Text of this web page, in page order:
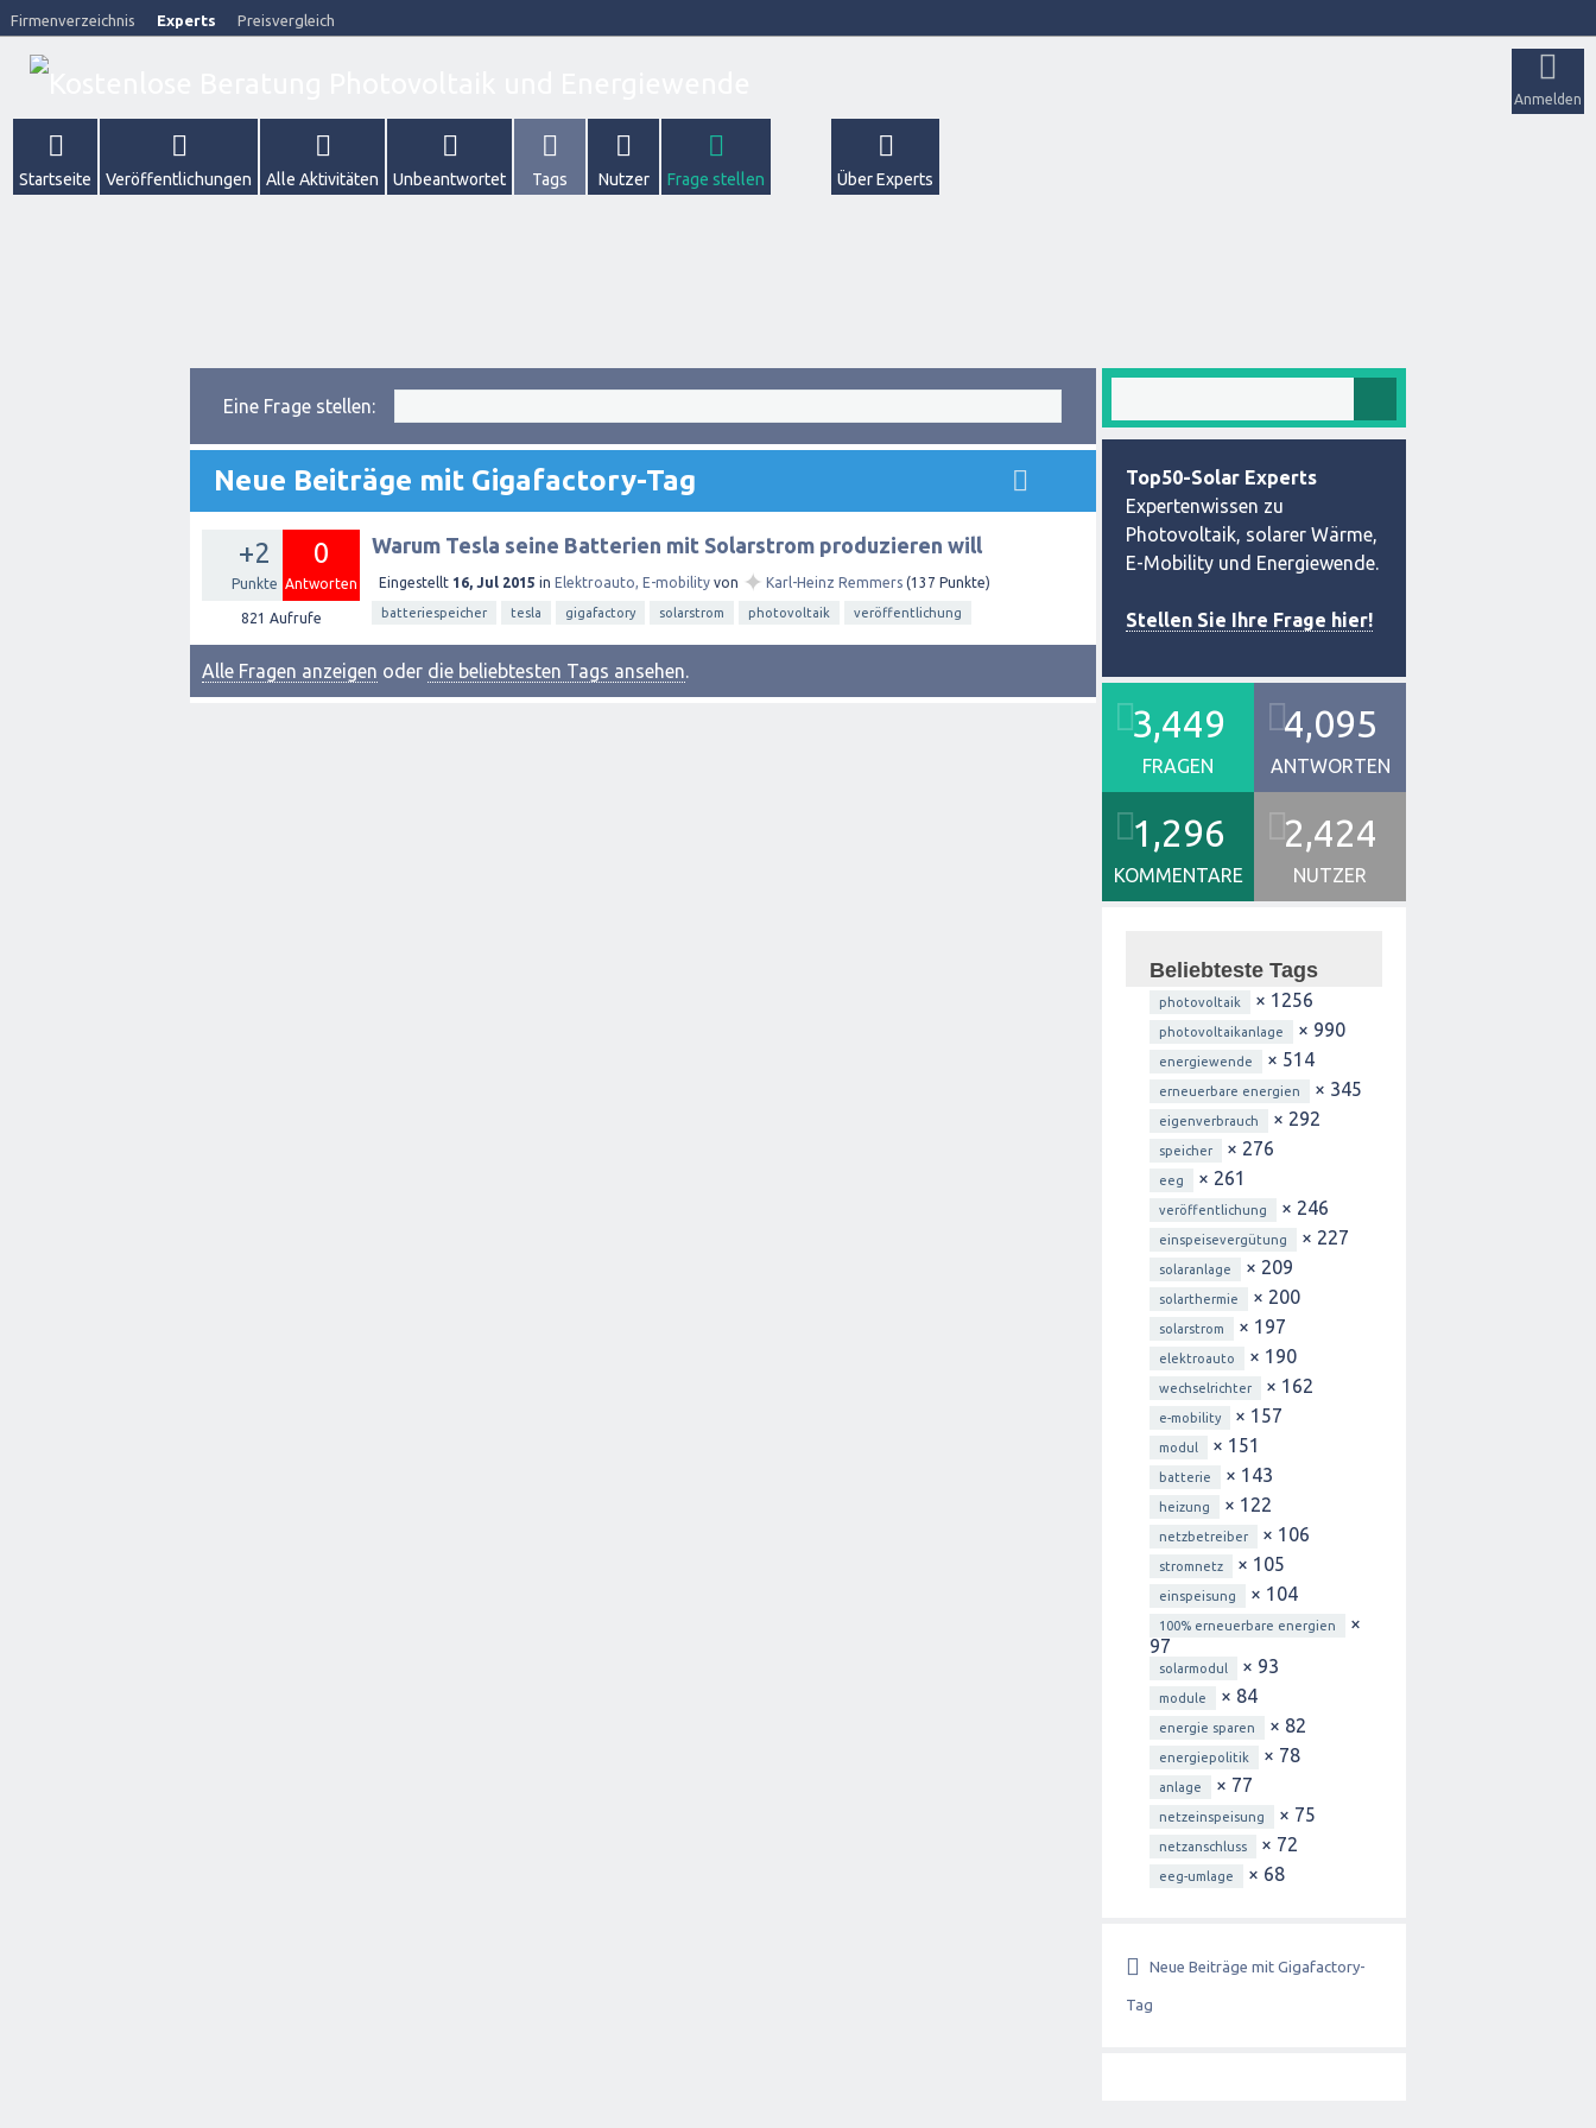
Firmenverzeichnis Experts Preisvergleich
Anmelden
Startseite Veröffentlichungen Alle Aktivitäten Unbeantwortet Tags Nutzer Frage stellen Über Experts
Eine Frage stellen:
Neue Beiträge mit Gigafactory-Tag
+2
Punkte
0
Antworten
821 Aufrufe
Warum Tesla seine Batterien mit Solarstrom produzieren will
Eingestellt 16, Jul 2015 in Elektroauto, E-mobility von ✦ Karl-Heinz Remmers (137 Punkte)
batteriespeicher tesla gigafactory solarstrom photovoltaik veröffentlichung
Alle Fragen anzeigen oder die beliebtesten Tags ansehen.
Top50-Solar Experts
Expertenwissen zu
Photovoltaik, solarer Wärme,
E-Mobility und Energiewende.
Stellen Sie Ihre Frage hier!
3,449
FRAGEN
4,095
ANTWORTEN
1,296
KOMMENTARE
2,424
NUTZER
Beliebteste Tags
photovoltaik × 1256
photovoltaikanlage × 990
energiewende × 514
erneuerbare energien × 345
eigenverbrauch × 292
speicher × 276
eeg × 261
veröffentlichung × 246
einspeisevergütung × 227
solaranlage × 209
solarthermie × 200
solarstrom × 197
elektroauto × 190
wechselrichter × 162
e-mobility × 157
modul × 151
batterie × 143
heizung × 122
netzbetreiber × 106
stromnetz × 105
einspeisung × 104
100% erneuerbare energien
×
97
solarmodul × 93
module × 84
energie sparen × 82
energiepolitik × 78
anlage × 77
netzeinspeisung × 75
netzanschluss × 72
eeg-umlage × 68
Neue Beiträge mit Gigafactory-
Tag